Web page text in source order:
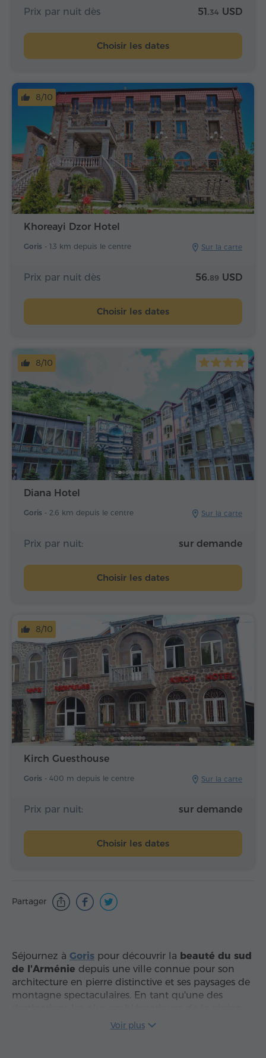
Prix par nuit dès 51.34 USD
Choisir les dates
Khoreayi Dzor Hotel
Goris - 1.3 km depuis le centre Sur la carte
8/10
Prix par nuit dès 56.89 USD
Choisir les dates
Diana Hotel
Goris - 2.6 km depuis le centre Sur la carte
8/10
Prix par nuit: sur demande
Choisir les dates
Kirch Guesthouse
Goris - 400 m depuis le centre Sur la carte
8/10
Prix par nuit: sur demande
Choisir les dates
Partager
Séjournez à Goris pour découvrir la beauté du sud
de l'Arménie depuis une ville connue pour son
architecture en pierre distinctive et ses paysages de
montagne spectaculaires. En tant qu'une des
de Syunik, Goris offre un cadre pittoresque et
Voir plus